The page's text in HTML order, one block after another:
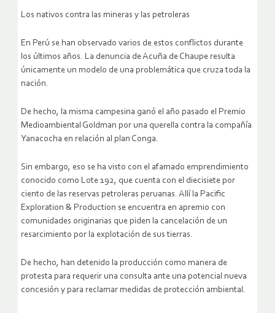
Los nativos contra las mineras y las petroleras
En Perú se han observado varios de estos conflictos durante
los últimos años. La denuncia de Acuña de Chaupe resulta
únicamente un modelo de una problemática que cruza toda la
nación.
De hecho, la misma campesina ganó el año pasado el Premio
Medioambiental Goldman por una querella contra la compañía
Yanacocha en relación al plan Conga.
Sin embargo, eso se ha visto con el afamado emprendimiento
conocido como Lote 192, que cuenta con el diecisiete por
ciento de las reservas petroleras peruanas. Allí la Pacific
Exploration & Production se encuentra en apremio con
comunidades originarias que piden la cancelación de un
resarcimiento por la explotación de sus tierras.
De hecho, han detenido la producción como manera de
protesta para requerir una consulta ante una potencial nueva
concesión y para reclamar medidas de protección ambiental.